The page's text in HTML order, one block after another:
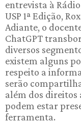
entrevista à
USP 1ª Edição,
Adiante, o
ChatGPT
diversos
existem alguns
respeito a
serão
além dos direitos
podem estar
ferramenta.